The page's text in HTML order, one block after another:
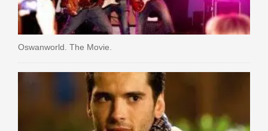
Oswanworld. The Movie.